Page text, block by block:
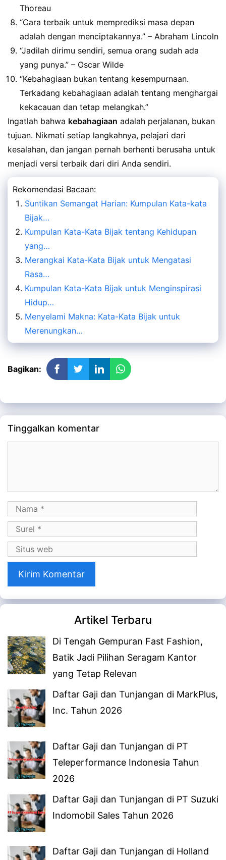
Thoreau
“Cara terbaik untuk memprediksi masa depan
adalah dengan menciptakannya.” – Abraham Lincoln
“Jadilah dirimu sendiri, semua orang sudah ada
yang punya.” – Oscar Wilde
“Kebahagiaan bukan tentang kesempurnaan.
Terkadang kebahagiaan adalah tentang menghargai
kekacauan dan tetap melangkah.”
Ingatlah bahwa kebahagiaan adalah perjalanan, bukan
tujuan. Nikmati setiap langkahnya, pelajari dari
kesalahan, dan jangan pernah berhenti berusaha untuk
menjadi versi terbaik dari diri Anda sendiri.
Rekomendasi Bacaan:
Suntikan Semangat Harian: Kumpulan Kata-kata
Bijak…
Kumpulan Kata-Kata Bijak tentang Kehidupan
yang…
Merangkai Kata-Kata Bijak untuk Mengatasi
Rasa…
Kumpulan Kata-Kata Bijak untuk Menginspirasi
Hidup…
Menyelami Makna: Kata-Kata Bijak untuk
Merenungkan…
Bagikan:
Tinggalkan komentar
Nama
Surel
Situs
web
Artikel Terbaru
Di Tengah Gempuran Fast Fashion,
Batik Jadi Pilihan Seragam Kantor
yang Tetap Relevan
Daftar Gaji dan Tunjangan di MarkPlus,
Inc. Tahun 2026
Daftar Gaji dan Tunjangan di PT
Teleperformance Indonesia Tahun
2026
Daftar Gaji dan Tunjangan di PT Suzuki
Indomobil Sales Tahun 2026
Daftar Gaji dan Tunjangan di Holland